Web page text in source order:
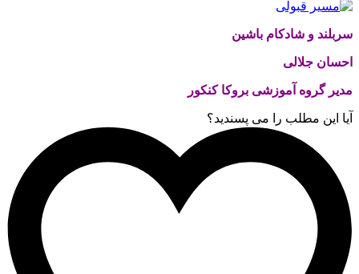
سربلند و شادکام باشین
احسان جلالی
مدیر گروه آموزشی بروکا کنکور
آیا این مطلب را می پسندید؟